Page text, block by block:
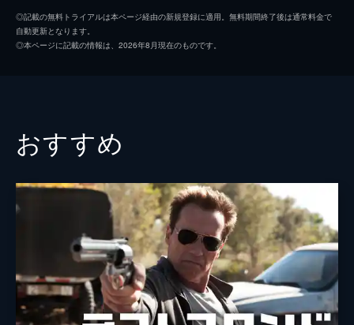
監督
脚本 デレク・プレスリー
ニール・マクドノー
ニール・マクドノー
ルーヴェ・マクドノー
◎記載の無料トライアルは本ページ経由の新規登録に適用。無料期間終了後は通常料金で
自動更新となります。
◎本ページに記載の情報は、2026年8月現在のものです。
おすすめ